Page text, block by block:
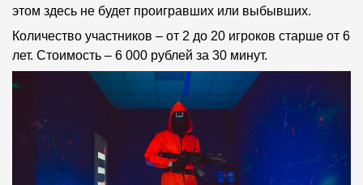
этом здесь не будет проигравших или выбывших.
Количество участников – от 2 до 20 игроков старше от 6
лет. Стоимость – 6 000 рублей за 30 минут.